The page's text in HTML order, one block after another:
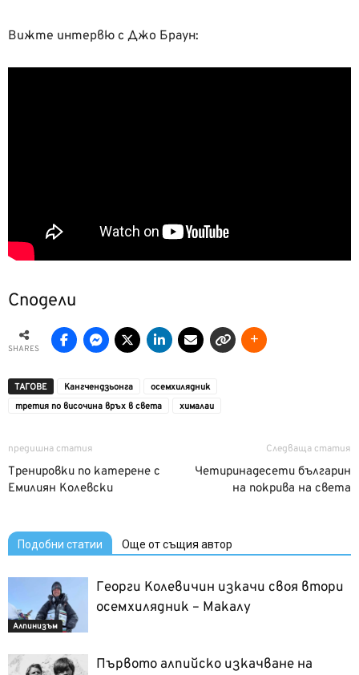
Вижте интервю с Джо Браун:
Сподели
SHARES
ТАГОВЕ Кангчендзьонга
осемхилядник
третия по височина връх в света
хималаи
предишна статия
Тренировки по катерене с
Емилиян Колевски
Следваща статия
Четиринадесети българин
на покрива на света
Подобни статии Още от същия автор
Алпинизъм
Георги Колевичин изкачи своя втори
осемхилядник – Макалу
Първото алпийско изкачване на